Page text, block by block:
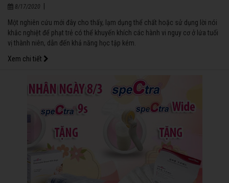
8/17/2020
Một nghiên cứu mới đây cho thấy, lạm dụng thể chất hoặc sử dụng lời nói
khắc nghiệt để phạt trẻ có thể khuyến khích các hành vi nguy cơ ở lứa tuổi
vị thành niên, dẫn đến khả năng học tập kém.
Xem chi tiết